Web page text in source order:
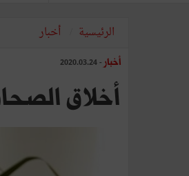
الرئيسية أخبار
أخبار - 2020.03.24
أخلاق